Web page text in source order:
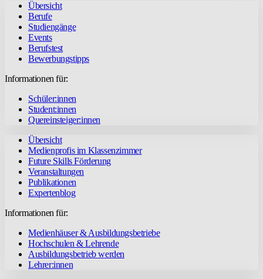
Übersicht
Berufe
Studiengänge
Events
Berufstest
Bewerbungstipps
Informationen für:
Schüler:innen
Student:innen
Quereinsteiger:innen
Übersicht
Medienprofis im Klassenzimmer
Future Skills Förderung
Veranstaltungen
Publikationen
Expertenblog
Informationen für:
Medienhäuser & Ausbildungsbetriebe
Hochschulen & Lehrende
Ausbildungsbetrieb werden
Lehrer:innen